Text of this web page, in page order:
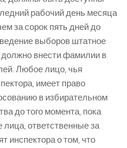
рабочий день месяца
за сорок пять дней до
выборов штатное
внести фамилии в
Любое лицо, чья
имеет право
в избирательном
до того момента, пока
ответственные за
инспектора о том, что